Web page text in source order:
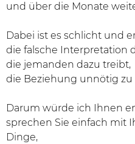
und über die Monate
Dabei ist es schlicht und
die falsche Interpretation
die jemanden dazu treibt,
die Beziehung unnötig zu
Darum würde ich Ihnen
sprechen Sie einfach mit
Dinge,